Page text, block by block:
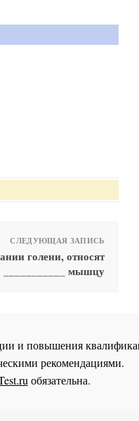
СЛЕДУЮЩАЯ ЗАПИСЬ
голени, относят
___________ мышцу
и повышения
рекомендациями.
обязательна.